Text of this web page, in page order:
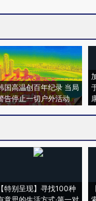
国高温创百年纪录 当局
告停止一切户外活动
【特别呈现】寻找100种